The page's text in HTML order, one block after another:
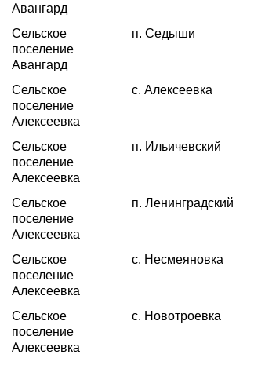
Авангард
Сельское
поселение
Авангард
п. Седыши
Сельское
поселение
Алексеевка
с. Алексеевка
Сельское
поселение
Алексеевка
п. Ильичевский
Сельское
поселение
Алексеевка
п. Ленинградский
Сельское
поселение
Алексеевка
с. Несмеяновка
Сельское
поселение
Алексеевка
с. Новотроевка